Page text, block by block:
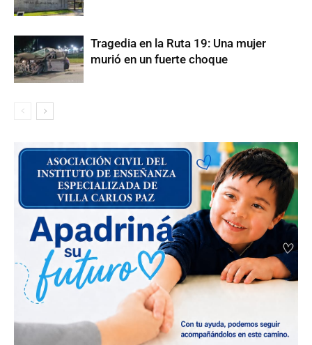
Tragedia en la Ruta 19: Una mujer
murió en un fuerte choque